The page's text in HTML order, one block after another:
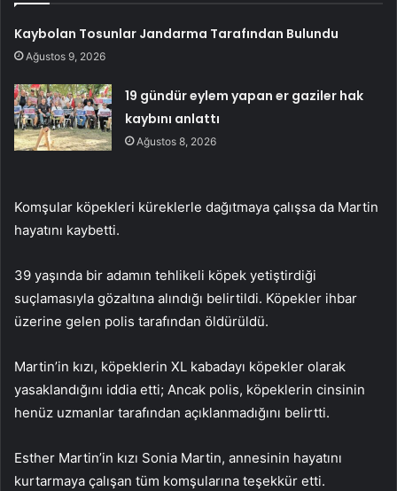
Kaybolan Tosunlar Jandarma Tarafından Bulundu
Ağustos 9, 2026
19 gündür eylem yapan er gaziler hak
kaybını anlattı
Ağustos 8, 2026
Komşular köpekleri küreklerle dağıtmaya çalışsa da Martin
hayatını kaybetti.
39 yaşında bir adamın tehlikeli köpek yetiştirdiği
suçlamasıyla gözaltına alındığı belirtildi. Köpekler ihbar
üzerine gelen polis tarafından öldürüldü.
Martin’in kızı, köpeklerin XL kabadayı köpekler olarak
yasaklandığını iddia etti; Ancak polis, köpeklerin cinsinin
henüz uzmanlar tarafından açıklanmadığını belirtti.
Esther Martin’in kızı Sonia Martin, annesinin hayatını
kurtarmaya çalışan tüm komşularına teşekkür etti.